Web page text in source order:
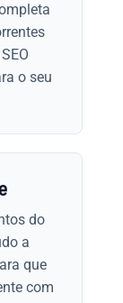
o seu
do
a
que
com